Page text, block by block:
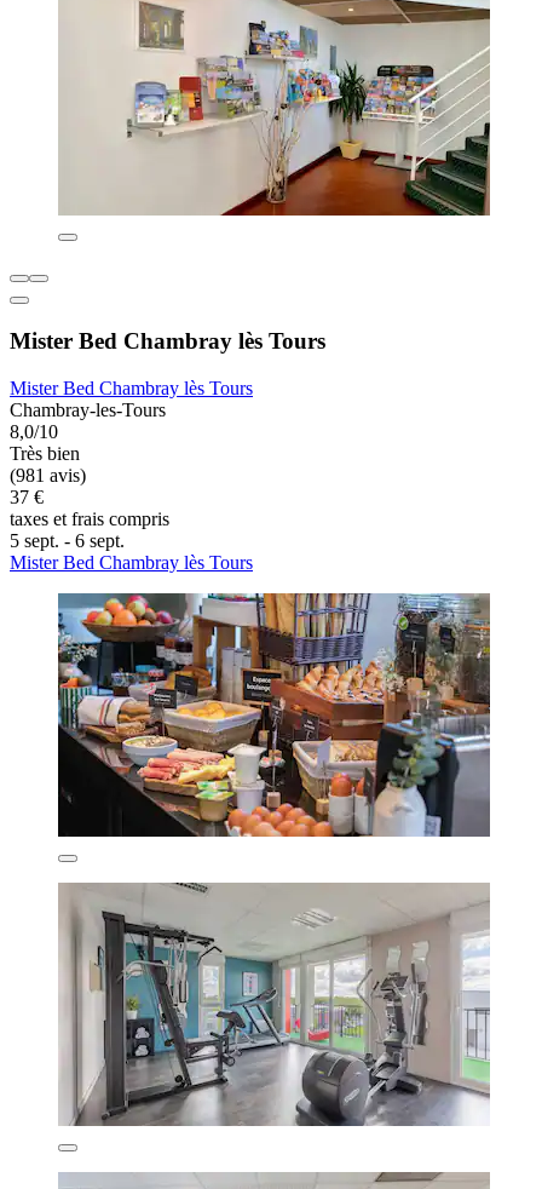
Mister Bed Chambray lès Tours
Mister Bed Chambray lès Tours
Chambray-les-Tours
8,0/10
Très bien
(981 avis)
37 €
taxes et frais compris
5 sept. - 6 sept.
Mister Bed Chambray lès Tours